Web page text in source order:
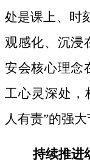
处是课上、时
观感化、沉浸
安会核心理念
工心灵深处，
人有责”的强大
持续推进